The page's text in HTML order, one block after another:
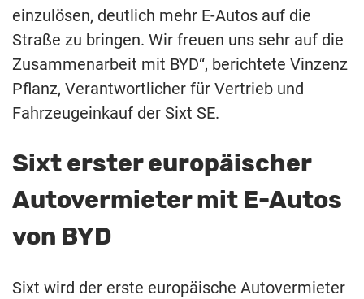
einzulösen, deutlich mehr E-Autos auf die
Straße zu bringen. Wir freuen uns sehr auf die
Zusammenarbeit mit BYD“, berichtete Vinzenz
Pflanz, Verantwortlicher für Vertrieb und
Fahrzeugeinkauf der Sixt SE.
Sixt erster europäischer
Autovermieter mit E-Autos
von BYD
Sixt wird der erste europäische Autovermieter